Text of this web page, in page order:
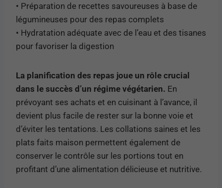
• Préparation de recettes savoureuses à base de
légumineuses pour des repas complets
• Hydratation adéquate avec de l’eau et des tisanes
pour favoriser la digestion
La planification des repas joue un rôle crucial
dans le succès d’un régime végétarien. En
prévoyant ses achats et en cuisinant à l’avance, il
devient plus facile de rester sur la bonne voie et
d’éviter les tentations. Les collations saines et les
plats faits maison permettent également de
conserver le contrôle sur les portions tout en
profitant d’une alimentation délicieuse et nutritive.